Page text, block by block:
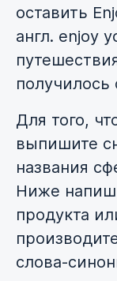
оставить
англ. enjoy
Для того,
выпишите
названия
Ниже
продукта
слова-